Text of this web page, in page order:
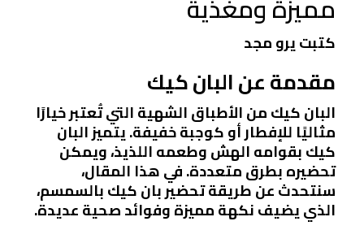
كتبت يرو مجد
مقدمة عن البان كيك
البان كيك من الأطباق الشهية التي تُعتبر خيارًا
مثاليًا للإفطار أو كوجبة خفيفة. يتميز البان
كيك بقوامه الهش وطعمه اللذيذ، ويمكن
تحضيره بطرق متعددة. في هذا المقال،
سنتحدث عن طريقة تحضير بان كيك بالسمسم،
الذي يضيف نكهة مميزة وفوائد صحية عديدة.